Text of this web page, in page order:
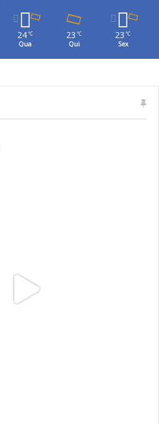
24℃
Qua
23 ℃
Qui
23 ℃
Sex